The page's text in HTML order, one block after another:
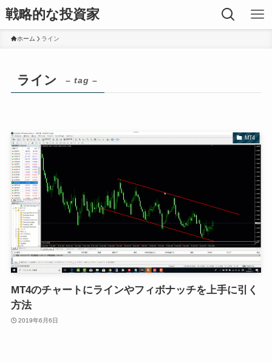
戦略的な投資家
ホーム ライン
ライン – tag –
MT4
MT4のチャートにラインやフィボナッチを上手に引く
方法
2019年6月6日